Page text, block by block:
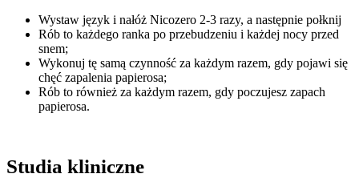
Wystaw język i nałóż Nicozero 2-3 razy, a następnie połknij
Rób to każdego ranka po przebudzeniu i każdej nocy przed
snem;
Wykonuj tę samą czynność za każdym razem, gdy pojawi się
chęć zapalenia papierosa;
Rób to również za każdym razem, gdy poczujesz zapach
papierosa.
Studia kliniczne